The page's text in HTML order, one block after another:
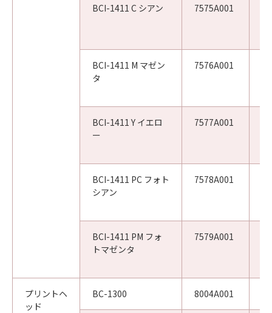
BCI-1411 C シアン 7575A001
BCI-1411 M マゼン
タ
7576A001
BCI-1411 Y イエロ
ー
7577A001
BCI-1411 PC フォト
シアン
7578A001
BCI-1411 PM フォ
トマゼンタ
7579A001
プリントヘ
ッド
BC-1300 8004A001